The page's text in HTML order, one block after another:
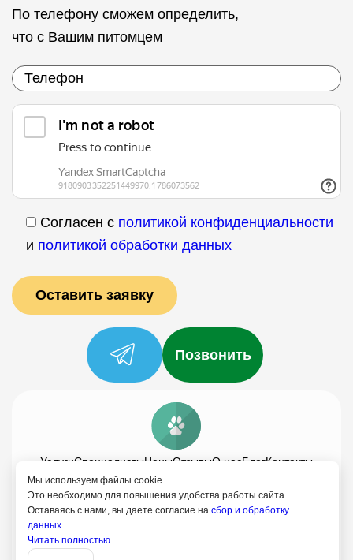
По телефону сможем определить,
что с Вашим питомцем
Согласен с политикой конфиденциальности
и политикой обработки данных
Мы используем файлы cookie
Это необходимо для повышения удобства работы сайта.
Оставаясь с нами, вы даете согласие на сбор и обработку
данных.
Читать полностью
Позвонить
УслугиСпециалистыЦеныОтзывыО насБлогКонтакты
Политика конфиденциальности
Согласие на обработку
8 (499) 113-80-28